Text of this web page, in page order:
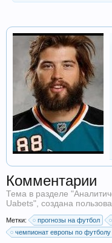
Комментарии
Тема в разделе "
Uabets", создана
Метки: прогнозы на футбол
чемпионат европы по футболу